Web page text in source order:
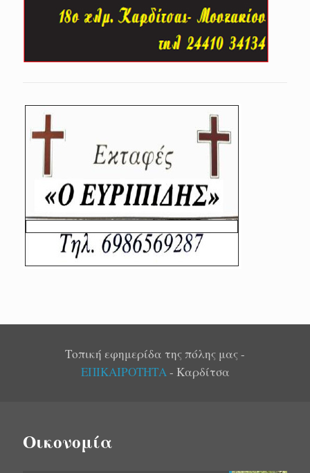
Τοπική εφημερίδα της πόλης μας -
ΕΠΙΚΑΙΡΟΤΗΤΑ- Καρδίτσα
Οικονομία